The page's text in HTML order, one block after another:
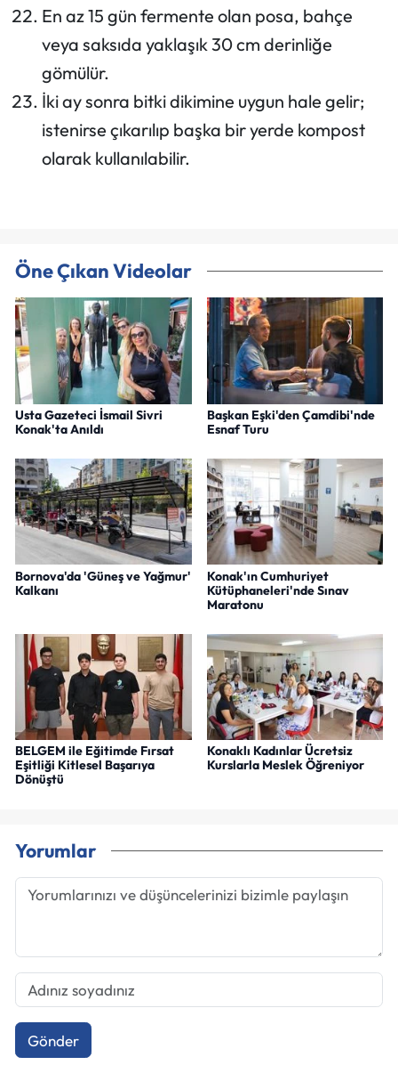
En az 15 gün fermente olan posa, bahçe
veya saksıda yaklaşık 30 cm derinliğe
gömülür.
İki ay sonra bitki dikimine uygun hale gelir;
istenirse çıkarılıp başka bir yerde kompost
olarak kullanılabilir.
Öne Çıkan Videolar
Usta Gazeteci İsmail Sivri
Konak'ta Anıldı
Başkan Eşki'den Çamdibi'nde
Esnaf Turu
Bornova'da 'Güneş ve Yağmur'
Kalkanı
Konak'ın Cumhuriyet
Kütüphaneleri'nde Sınav
Maratonu
BELGEM ile Eğitimde Fırsat
Eşitliği Kitlesel Başarıya
Dönüştü
Konaklı Kadınlar Ücretsiz
Kurslarla Meslek Öğreniyor
Yorumlar
Gönder